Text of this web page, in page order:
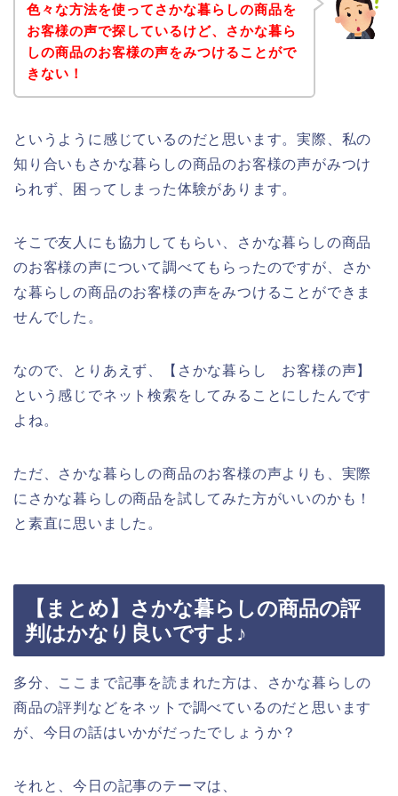
色々な方法を使ってさかな暮らしの商品を
お客様の声で探しているけど、さかな暮ら
しの商品のお客様の声をみつけることがで
きない！
というように感じているのだと思います。実際、私の
知り合いもさかな暮らしの商品のお客様の声がみつけ
られず、困ってしまった体験があります。
そこで友人にも協力してもらい、さかな暮らしの商品
のお客様の声について調べてもらったのですが、さか
な暮らしの商品のお客様の声をみつけることができま
せんでした。
なので、とりあえず、【さかな暮らし お客様の声】
という感じでネット検索をしてみることにしたんです
よね。
ただ、さかな暮らしの商品のお客様の声よりも、実際
にさかな暮らしの商品を試してみた方がいいのかも！
と素直に思いました。
【まとめ】さかな暮らしの商品の評
判はかなり良いですよ♪
多分、ここまで記事を読まれた方は、さかな暮らしの
商品の評判などをネットで調べているのだと思います
が、今日の話はいかがだったでしょうか？
それと、今日の記事のテーマは、